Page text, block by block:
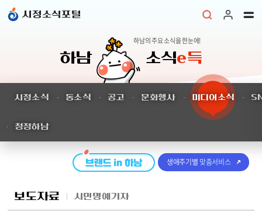
시정소식포털
하남 소식e득
하남의 주요 소식을 한눈에!
시정소식 동소식 공고 문화행사 미디어소식
청정하남
생애주기별 맞춤서비스
보도자료 시민명예기자